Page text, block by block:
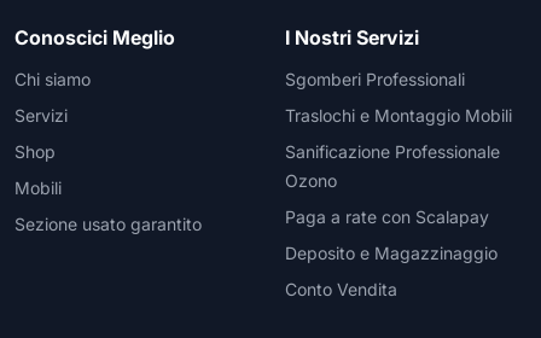
Conoscici Meglio
Chi siamo
Servizi
Shop
Mobili
Sezione usato garantito
I Nostri Servizi
Sgomberi Professionali
Traslochi e Montaggio Mobili
Sanificazione Professionale
Ozono
Paga a rate con Scalapay
Deposito e Magazzinaggio
Conto Vendita